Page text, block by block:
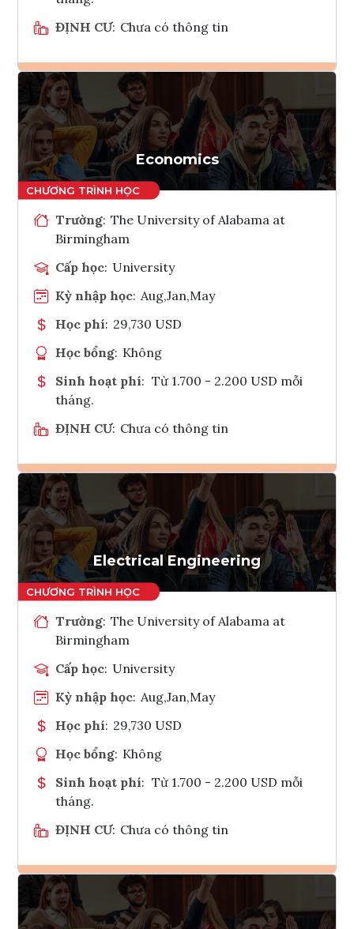
ĐỊNH CƯ: Chưa có thông tin
Ghi danh
Tham vấn Interlink
Economics
Trường: The University of Alabama at
Birmingham
Cấp học: University
Kỳ nhập học: Aug,Jan,May
Học phí: 29,730 USD
Học bổng: Không
Sinh hoạt phí: Từ 1.700 - 2.200 USD mỗi
tháng.
ĐỊNH CƯ: Chưa có thông tin
Ghi danh
Tham vấn Interlink
Electrical Engineering
Trường: The University of Alabama at
Birmingham
Cấp học: University
Kỳ nhập học: Aug,Jan,May
Học phí: 29,730 USD
Học bổng: Không
Sinh hoạt phí: Từ 1.700 - 2.200 USD mỗi
tháng.
ĐỊNH CƯ: Chưa có thông tin
Ghi danh